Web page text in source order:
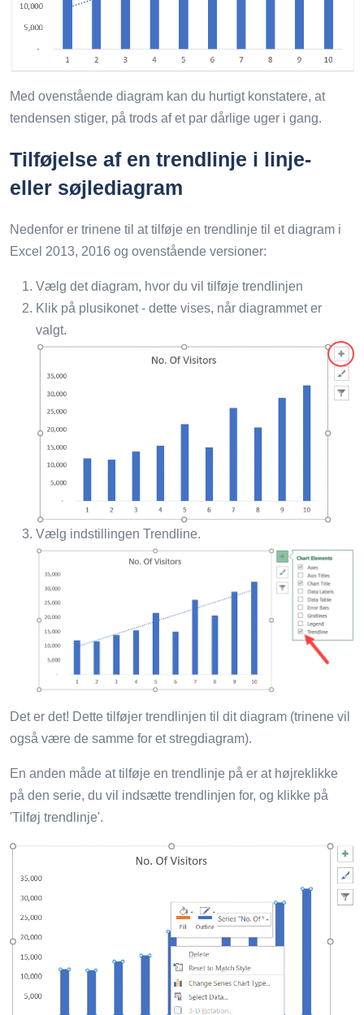
Med ovenstående diagram kan du hurtigt konstatere, at
tendensen stiger, på trods af et par dårlige uger i gang.
Tilføjelse af en trendlinje i linje-
eller søjlediagram
Nedenfor er trinene til at tilføje en trendlinje til et diagram i
Excel 2013, 2016 og ovenstående versioner:
Vælg det diagram, hvor du vil tilføje trendlinjen
Klik på plusikonet - dette vises, når diagrammet er
valgt.
Vælg indstillingen Trendline.
Det er det! Dette tilføjer trendlinjen til dit diagram (trinene vil
også være de samme for et stregdiagram).
En anden måde at tilføje en trendlinje på er at højreklikke
på den serie, du vil indsætte trendlinjen for, og klikke på
'Tilføj trendlinje'.